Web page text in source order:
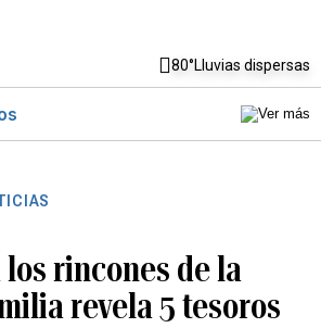
80°Lluvias dispersas
rincones de la
revela 5 tesoros